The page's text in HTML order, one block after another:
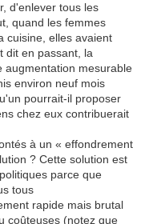
d'enlever tous les
quand les femmes
cuisine, elles avaient
dit en passant, la
augmentation mesurable
environ neuf mois
pourrait-il proposer
chez eux contribuerait
à un « effondrement
? Cette solution est
parce que
tous
rapide mais brutal
coûteuses (notez que